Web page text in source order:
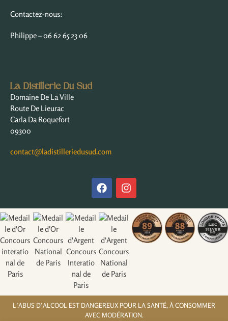
Contactez-nous:
Philippe – 06 62 65 23 06
La Distillerie Du Sud
Domaine De La Ville
Route De Lieurac
Carla Da Roquefort
09300
contact@ladistilleriedusud.com
L’ABUS D’ALCOOL EST DANGEREUX POUR LA SANTÉ, À CONSOMMER
AVEC MODÉRATION.